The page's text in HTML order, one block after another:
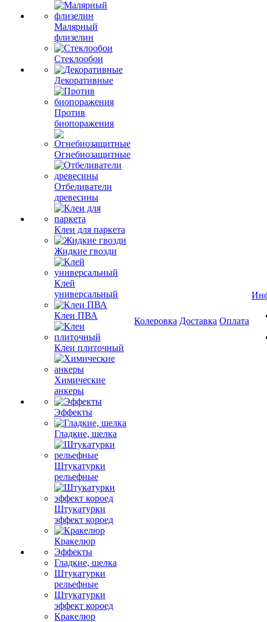
Малярный
флизелин
Стеклообои
Декоративные
Против
биопоражения
Огнебиозащитные
Отбеливатели
древесины
Клеи для паркета
Жидкие гвозди
Клей
универсальный
Клеи ПВА
Клеи плиточный
Химические
анкеры
Эффекты
Гладкие, шелка
Штукатурки
рельефные
Штукатурки
эффект короед
Кракелюр
Эффекты
Гладкие, шелка
Штукатурки
рельефные
Штукатурки
эффект короед
Кракелюр
Колеровка Доставка Оплата